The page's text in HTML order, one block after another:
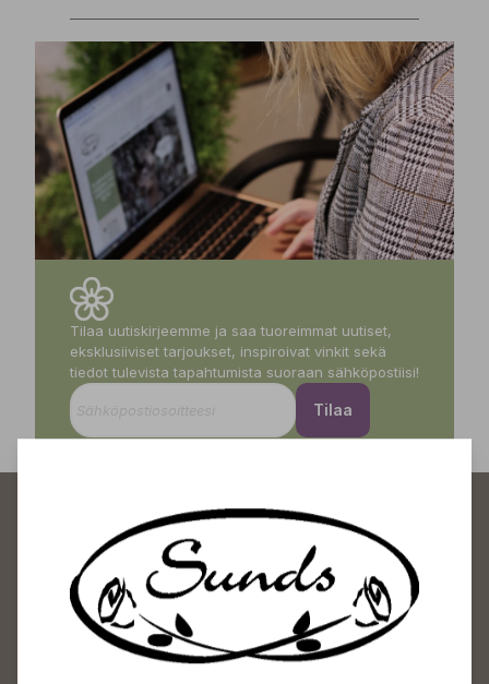
Tilaa uutiskirjeemme ja saa tuoreimmat uutiset,
eksklusiiviset tarjoukset, inspiroivat vinkit sekä
tiedot tulevista tapahtumista suoraan sähköpostiisi!
Tilaa
Sundin Puutarhakeskus